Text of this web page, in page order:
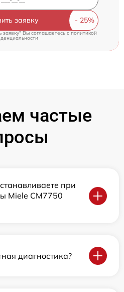
заявку
заявку" Вы соглашаетесь cполитикой
частые
при
Miele CM7750
диагностика?